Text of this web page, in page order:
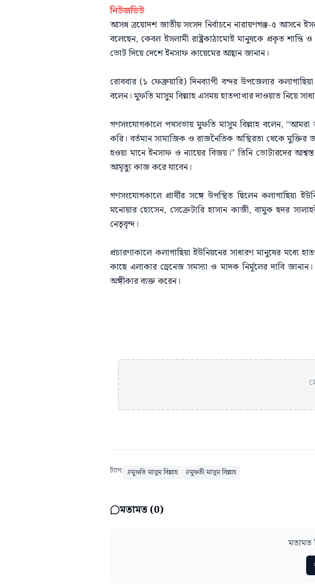
নিউজভিউ
আসন্ন ত্রয়োদশ জাতীয় সংসদ নির্বাচনে নারায়ণগঞ্জ-৫ আসনে
বলেছেন, কেবল ইসলামী রাষ্ট্রকাঠামোই মানুষকে প্রকৃত শান্তি ও
ভোট দিয়ে দেশে ইনসাফ কায়েমের আহ্বান জানান।
রোববার (১ ফেব্রুয়ারি) দিনব্যাপী বন্দর উপজেলার
বলেন। মুফতি মাসুম বিল্লাহ এসময় হাতপাখার দাওয়াত নিয়ে
গণসংযোগকালে পথসভায় মুফতি মাসুম বিল্লাহ বলেন, “আমরা
করি। বর্তমান সামাজিক ও রাজনৈতিক অস্থিরতা থেকে মুক্তির
হওয়া মানে ইনসাফ ও ন্যায়ের বিজয়।” তিনি ভোটারদের
আমৃত্যু কাজ করে যাবেন।
গণসংযোগকালে প্রার্থীর সঙ্গে উপস্থিত ছিলেন
মনোয়ার হোসেন, সেক্রেটারি হাসান কাজী, বামুক ছদর
নেতৃবৃন্দ।
প্রচারণাকালে কলাগাছিয়া ইউনিয়নের সাধারণ মানুষের মধ্যে
কাছে এলাকার ড্রেনেজ সমস্যা ও মাদক নির্মূলের দাবি
অঙ্গীকার ব্যক্ত করেন।
ট্যাগ: #মুফতি মাসুম বিল্লাহ #মুফতী মাসুম বিল্লাহ
মতামত (0)